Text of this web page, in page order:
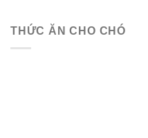
THỨC ĂN CHO CHÓ